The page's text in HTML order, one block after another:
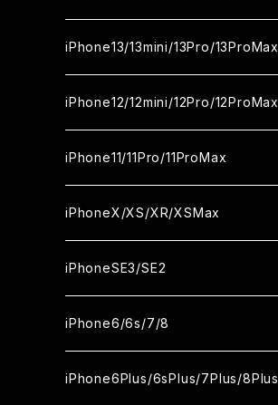
セラミックフィルム
ガラスフィルム
セラミックフィルム
iPhone16Plus
ガラスフィルム
セラミックフィルム
iPhone16ProMax
ガラスフィルム
セラミックフィルム
ガラスフィルム
セラミックフィルム
iPhone15Pro
ガラスフィルム
セラミックフィルム
iPhone15Plus
ガラスフィルム
セラミックフィルム
iPhone15ProMax
ガラスフィルム
セラミックフィルム
iPhone14
ガラスフィルム
セラミックフィルム
iPhone14Pro
ガラスフィルム
セラミックフィルム
iPhone14Plus
ガラスフィルム
セラミックフィルム
iPhone14ProMax
ガラスフィルム
セラミックフィルム
iPhone13/13mini/13Pro/13ProMax
iPhone13/13Pro
ガラスフィルム
セラミックフィルム
iPhone13mini
ガラスフィルム
セラミックフィルム
iPhone13ProMax
ガラスフィルム
セラミックフィルム
iPhone12/12mini/12Pro/12ProMax
iPhone12/12Pro
ガラスフィルム
セラミックフィルム
iPhone12mini
ガラスフィルム
セラミックフィルム
iPhone12ProMax
ガラスフィルム
セラミックフィルム
iPhone11/11Pro/11ProMax
iPhone11
ガラスフィルム
セラミックフィルム
iPhone11Pro
ガラスフィルム
セラミックフィルム
iPhone11Pro Max
ガラスフィルム
iPhoneX/XS/XR/XSMax
iPhoneX
ガラスフィルム
セラミックフィルム
iPhoneXS
ガラスフィルム
iPhoneXR
iPhoneSE3/SE2
iPhoneSE3
ガラスフィルム
iPhoneSE2
iPhone6/6s/7/8
iPhone8
iPhone6Plus/6sPlus/7Plus/8Plus